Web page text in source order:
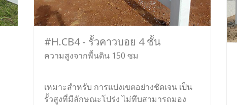
#H.CB4 - รั้วคาวบอย 4 ชั้น
ความสูงจากพื้นดิน 150 ซม
เหมาะสำหรับ การแบ่งเขตอย่างชัดเจน เป็น
รั้วสูงที่มีลักษณะโปร่ง ไม่ทึบสามารถมอง